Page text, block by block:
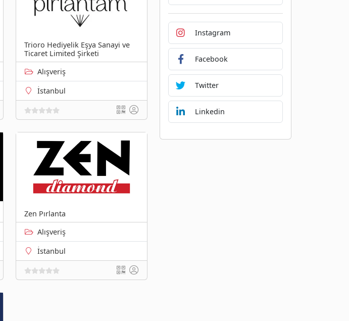
Trioro Hediyelik Eşya Sanayi ve
Ticaret Limited Şirketi
Alışveriş
İstanbul
Zen Pırlanta
Alışveriş
İstanbul
Instagram
Facebook
Twitter
Linkedin